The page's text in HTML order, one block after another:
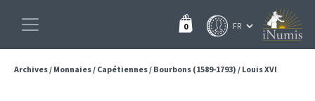
0
Archives/ Monnaies/ Capétiennes/ Bourbons (1589-1793) / Louis XVI